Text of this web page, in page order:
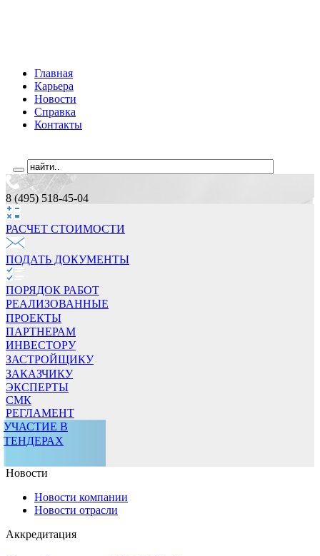
Главная
Карьера
Новости
Справка
Контакты
8 (495) 518-45-04
РАСЧЕТ СТОИМОCТИ
ПОДАТЬ ДОКУМЕНТЫ
ПОРЯДОК РАБОТ
РЕАЛИЗОВАННЫЕ
ПРОЕКТЫ
ПАРТНЕРАМ
ИНВЕСТОРУ
ЗАСТРОЙЩИКУ
ЗАКАЗЧИКУ
ЭКСПЕРТЫ
СМК
РЕГЛАМЕНТ
УЧАСТИЕ В
ТЕНДЕРАХ
Новости
Новости компании
Новости отрасли
Аккредитация